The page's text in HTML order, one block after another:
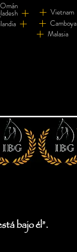
Camboya
Vietnam
Malasia
Omán
bajo él”.